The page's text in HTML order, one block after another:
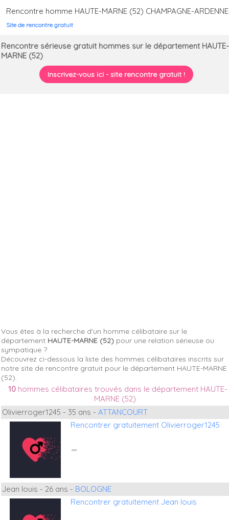
Rencontre homme HAUTE-MARNE (52) CHAMPAGNE-ARDENNE
Site de rencontre gratuit
Rencontre sérieuse gratuit hommes sur le département HAUTE-
MARNE (52)
Inscrivez-vous ici - site rencontre gratuit !
Vous êtes à la recherche d'un homme célibataire sur le
département HAUTE-MARNE (52) pour une relation sérieuse ou
sympatique ?
Découvrez ci-dessous la liste des hommes célibataires inscrits sur
notre site de rencontre gratuit pour le département HAUTE-MARNE
(52).
10hommes célibataires trouvés dans le département HAUTE-
MARNE (52)
Olivierroger1245 - 35 ans - ATTANCOURT
Rencontrer gratuitement Olivierroger1245
""
Jean louis - 26 ans - BOLOGNE
Rencontrer gratuitement Jean louis